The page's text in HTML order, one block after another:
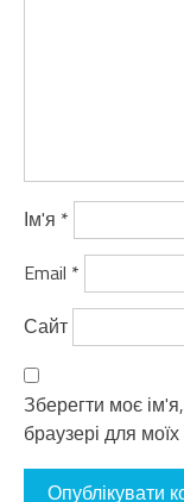
Ім'я *
Email *
Сайт
Зберегти моє
браузері для